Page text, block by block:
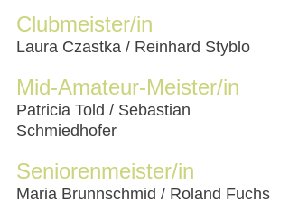
Clubmeister/in
Laura Czastka / Reinhard Styblo
Mid-Amateur-Meister/in
Patricia Told / Sebastian
Schmiedhofer
Seniorenmeister/in
Maria Brunnschmid / Roland Fuchs